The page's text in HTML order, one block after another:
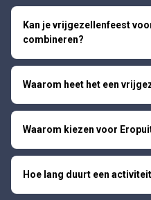
Kan je vrijgezellenfeest
combineren?
Waarom heet het een
Waarom kiezen voor
Hoe lang duurt een